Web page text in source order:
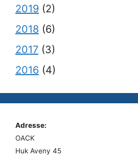
2019 (2)
2018 (6)
2017 (3)
2016 (4)
Adresse:
OACK
Huk Aveny 45